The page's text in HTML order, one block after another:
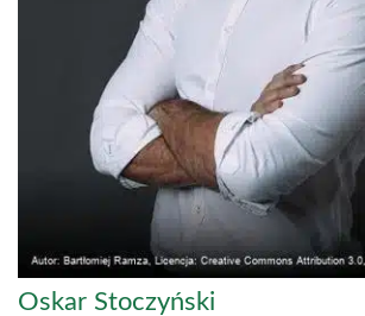
Oskar Stoczyński